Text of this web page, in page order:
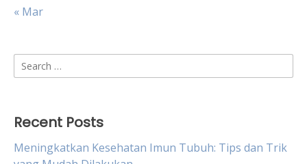
« Mar
Search
for:
Recent Posts
Meningkatkan Kesehatan Imun Tubuh: Tips dan Trik